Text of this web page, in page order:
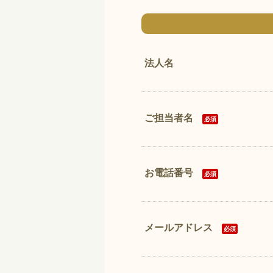
法人名
ご担当者名 必須
お電話番号 必須
メールアドレス 必須